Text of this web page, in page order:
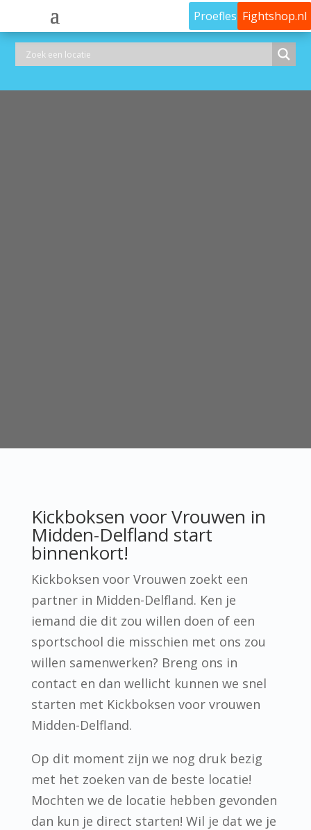
Proefles Fightshop.nl
Kickboksen voor Vrouwen in
Midden-Delfland start
binnenkort!
Kickboksen voor Vrouwen zoekt een
partner in Midden-Delfland. Ken je
iemand die dit zou willen doen of een
sportschool die misschien met ons zou
willen samenwerken? Breng ons in
contact en dan wellicht kunnen we snel
starten met Kickboksen voor vrouwen
Midden-Delfland.
Op dit moment zijn we nog druk bezig
met het zoeken van de beste locatie!
Mochten we de locatie hebben gevonden
dan kun je direct starten! Wil je dat we je